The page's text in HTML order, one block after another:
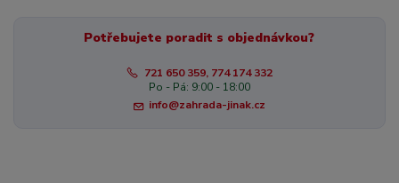
Potřebujete poradit s objednávkou?
721 650 359, 774 174 332
Po - Pá: 9:00 - 18:00
info@zahrada-jinak.cz